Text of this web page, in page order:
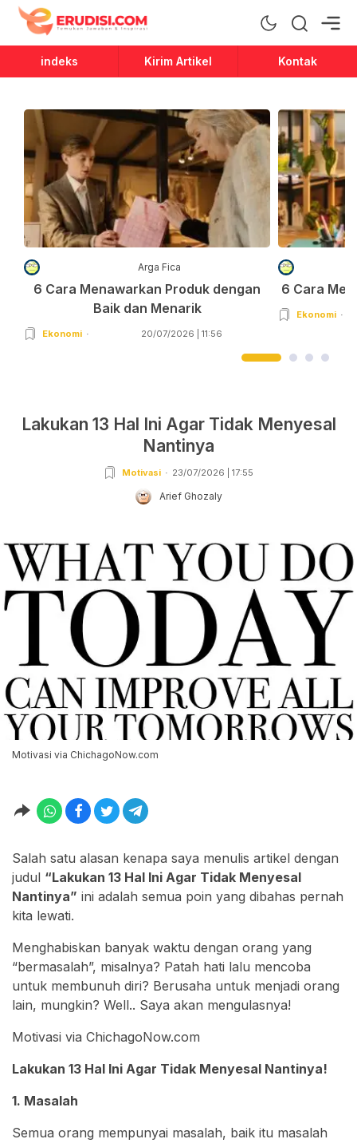
Erudisi
Temukan Jawaban dan Inspirasi
indeks Kirim Artikel Kontak
Arga Fica
6 Cara Menawarkan Produk dengan
Baik dan Menarik
Ekonomi 20/07/2026 | 11:56
6 Cara
Ekonomi
Lakukan 13 Hal Ini Agar Tidak Menyesal
Nantinya
Motivasi 23/07/2026 | 17:55
Arief Ghozaly
Motivasi via ChichagoNow.com
Salah satu alasan kenapa saya menulis artikel dengan
judul “Lakukan 13 Hal Ini Agar Tidak Menyesal
Nantinya” ini adalah semua poin yang dibahas pernah
kita lewati.
Menghabiskan banyak waktu dengan orang yang
“bermasalah”, misalnya? Patah hati lalu mencoba
untuk membunuh diri? Berusaha untuk menjadi orang
lain, mungkin? Well.. Saya akan mengulasnya!
Motivasi via ChichagoNow.com
Lakukan 13 Hal Ini Agar Tidak Menyesal Nantinya!
1. Masalah
Semua orang mempunyai masalah, baik itu masalah